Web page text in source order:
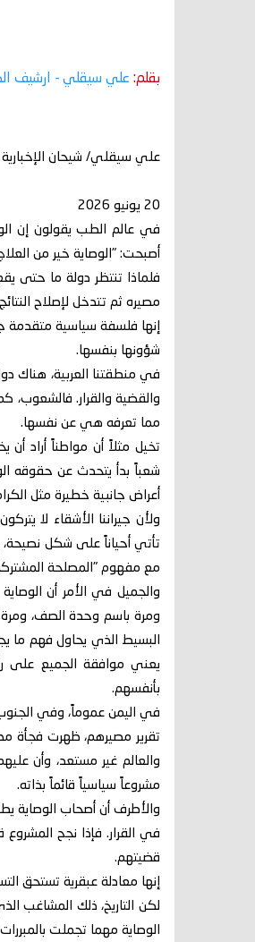
بقلم: علي سيقلي - ارشيف
علي سيقلي/ شيحان الإخبارية
20 يونيو 2026
في عالم الطب يقولون إن
أصبحت: "الوصاية خير من
فلماذا تنتظر دولة ما حتى
مصيره ثم تتدخل لإصلاح
إنها فلسفة سياسية متقدمة
شؤونها بنفسها.
في منطقتنا العربية، هناك
والقضية والقرار. فالشعوب،
مما تعرفه هي عن نفسها.
تخيل مثلاً أن مواطناً أراد
شعباً بدأ يتحدث عن حقوقه
أعراض جانبية خطيرة مثل
ولأن جيراننا الأشقاء لا
تأتي أحياناً على شكل
مع مفهوم "المصلحة
والجميل في الأمر أن
ومرة باسم وحدة الصف، ومرة
البسيط الذي يحاول فهم ما
يعني موافقة الجميع على
بأنفسهم.
في اليمن عموماً، وفي
تقرير مصيرهم، ظهرت فجأة
والعالم غير مستعد، وأن
مشروعاً سياسياً قائماً بذاته.
والأطرف أن أصحاب الوصاية
في القرار. فإذا نجح المشروع
قضيتهم.
إنها معادلة عبقرية تستحق
لكن التاريخ، ذلك المشاغب
الوصاية مهما تجملت